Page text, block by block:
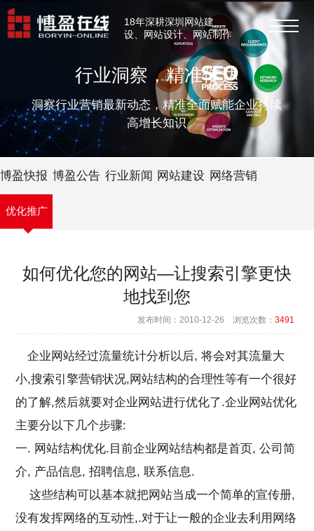
18年深耕深圳网站建
设、网站设计、网站制作
行业洞察，精准传达
洞察行业营销最新动态，精准全面赋能企业持续
高增长知识
博盈快报 博盈公告 行业新闻 网站建设 网络营销
优化推广
如何优化您的网站—让搜索引擎更快
地找到您
发布时间：2010-12-26 浏览次数： 3491
企业网站经过流量统计分析以后, 将会对其流量大
小,搜索引擎营销状况,网站结构的合理性等有一个很好
的了解,然后就要对企业网站进行优化了.企业网站优化
主要分以下几个步骤:
一. 网站结构优化.目前企业网站结构都是首页, 公司简
介, 产品信息, 招聘信息, 联系信息.
这些结构可以基本就把网站当成一个简单的宣传册,
没有发挥网络的互动性,.对于让一般的企业去利用网络